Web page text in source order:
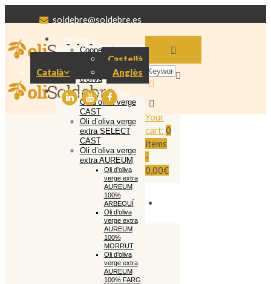
soldebre@soldebre.es
Català
Castellà
Anglès
Empresa
Cooperativa
Soldebre
Producció oli
d’oliva
El nostre oli d’oliva
Oli d’oliva verge
CAST
Oli d’oliva verge
extra SELECT
CAST
Oli d’oliva verge
extra AUREUM
Oli d’oliva
verge extra
AUREUM
100%
ARBEQUÍ
Oli d’oliva
verge extra
AUREUM
100%
MORRUT
Oli d’oliva
verge extra
AUREUM
100% FARG
Your
cart: 0
items
-
0,00€